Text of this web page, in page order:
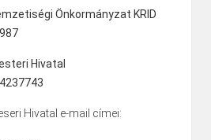
Önkormányzat KRID
Hivatal
Hivatal e-mail címei: